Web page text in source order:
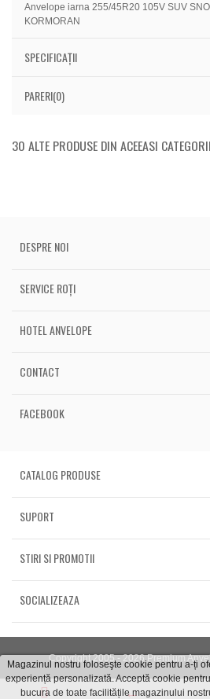
Magazinul nostru foloseşte cookie pentru a-ți
experiență personalizată. Acceptă cookie
bucura de toate facilitățile magazinului
Anvelope iarna 255/45R20 105V SUV
KORMORAN
SPECIFICAȚII
PARERI(0)
30 ALTE PRODUSE DIN ACEEASI
DESPRE NOI
SERVICE ROȚI
HOTEL ANVELOPE
CONTACT
FACEBOOK
CATALOG PRODUSE
SUPORT
STIRI SI PROMOTII
SOCIALIZEAZA
Copyright 2005 - 2026 Premium